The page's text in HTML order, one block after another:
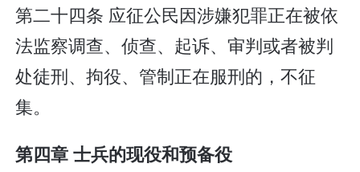
第二十四条 应征公民因涉嫌犯罪正在被依
法监察调查、侦查、起诉、审判或者被判
处徒刑、拘役、管制正在服刑的，不征
集。
第四章 士兵的现役和预备役